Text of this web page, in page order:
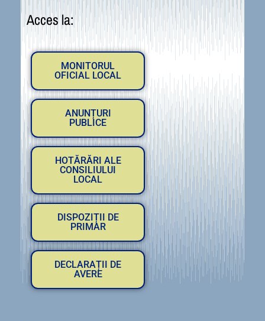
Acces la:
MONITORUL
OFICIAL LOCAL
ANUNȚURI
PUBLICE
HOTĂRĂRI ALE
CONSILIULUI
LOCAL
DISPOZIȚII DE
PRIMAR
DECLARAȚII DE
AVERE